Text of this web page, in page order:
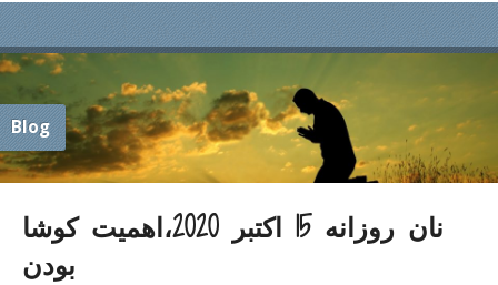
Blog
نان روزانه 15 اکتبر 2020،اهمیت کوشا
بودن